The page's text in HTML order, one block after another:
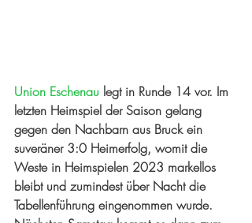
Union Eschenau legt in Runde 14 vor. Im
letzten Heimspiel der Saison gelang
gegen den Nachbarn aus Bruck ein
suveräner 3:0 Heimerfolg, womit die
Weste in Heimspielen 2023 markellos
bleibt und zumindest über Nacht die
Tabellenführung eingenommen wurde.